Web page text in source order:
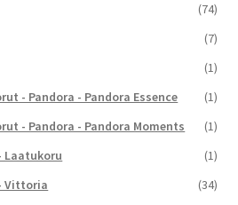
(74)
(7)
(1)
- Pandora - Pandora Essence
(1)
- Pandora - Pandora Moments
(1)
Laatukoru
(1)
Vittoria
(34)